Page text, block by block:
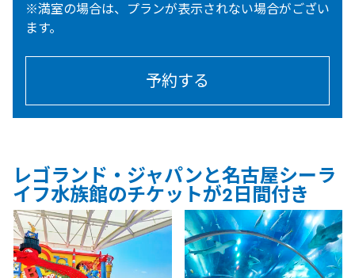
※満室の場合は、プランが表示されない場合がござい
ます。
予約する
レゴランド・ジャパンと名古屋シーラ
イフ水族館のチケットが2日間付き